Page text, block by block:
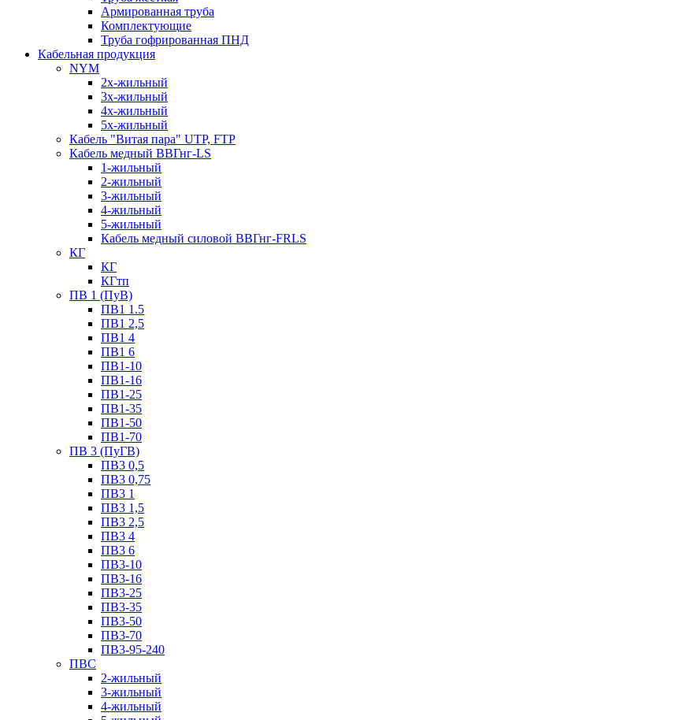
Армированная труба
Комплектующие
Труба гофрированная ПНД
Кабельная продукция
NYM
2х-жильный
3х-жильный
4х-жильный
5х-жильный
Кабель "Витая пара" UTP, FTP
Кабель медный ВВГнг-LS
1-жильный
2-жильный
3-жильный
4-жильный
5-жильный
Кабель медный силовой ВВГнг-FRLS
КГ
КГ
КГтп
ПВ 1 (ПуВ)
ПВ1 1.5
ПВ1 2,5
ПВ1 4
ПВ1 6
ПВ1-10
ПВ1-16
ПВ1-25
ПВ1-35
ПВ1-50
ПВ1-70
ПВ 3 (ПуГВ)
ПВ3 0,5
ПВ3 0,75
ПВ3 1
ПВ3 1,5
ПВ3 2,5
ПВ3 4
ПВ3 6
ПВ3-10
ПВ3-16
ПВ3-25
ПВ3-35
ПВ3-50
ПВ3-70
ПВ3-95-240
ПВС
2-жильный
3-жильный
4-жильный